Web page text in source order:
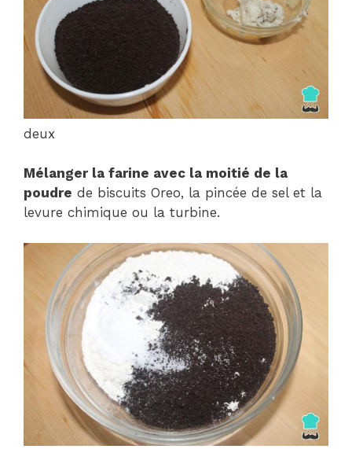
deux
Mélanger la farine avec la moitié de la
poudre de biscuits Oreo, la pincée de sel et la
levure chimique ou la turbine.